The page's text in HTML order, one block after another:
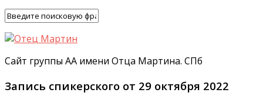
Сайт группы АА имени Отца Мартина. СПб
Запись спикерского от 29 октября 2022